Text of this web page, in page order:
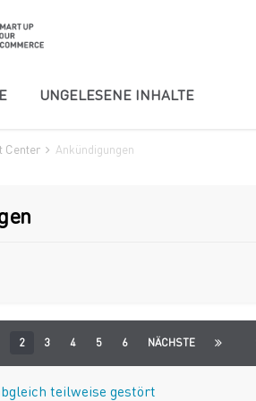
UNGELESENE INHALTE
Center Ankündigungen
2 3 4 5 6 NÄCHSTE
teilweise gestört